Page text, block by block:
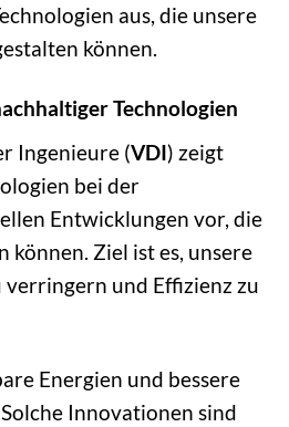
aus, die unsere
können.
Technologien
Ingenieure (VDI) zeigt
bei der
Entwicklungen vor, die
können. Ziel ist es, unsere
und Effizienz zu
Energien und bessere
Innovationen sind